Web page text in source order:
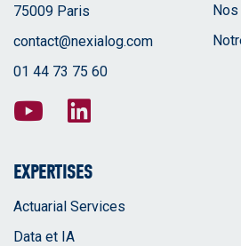
75009 Paris
contact@nexialog.com
01 44 73 75 60
EXPERTISES
Actuarial Services
Data et IA